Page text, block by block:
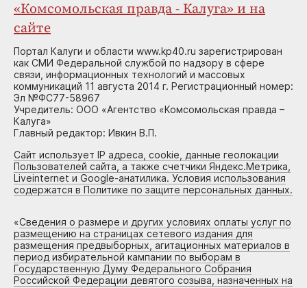
«Комсомольская правда - Калуга» и на
сайте
Портал Калуги и области www.kp40.ru зарегистрирован
как СМИ Федеральной службой по надзору в сфере
связи, информационных технологий и массовых
коммуникаций 11 августа 2014 г. Регистрационный номер:
Эл №ФС77-58967
Учредитель: ООО «Агентство «Комсомольская правда –
Калуга»
Главный редактор: Ивкин В.П.
Сайт использует IP адреса, cookie, данные геолокации
Пользователей сайта, а также счетчики Яндекс.Метрика,
Liveinternet и Google-анатилика. Условия использования
содержатся в Политике по защите персональных данных.
«Сведения о размере и других условиях оплаты услуг по
размещению на страницах сетевого издания для
размещения предвыборных, агитационных материалов в
период избирательной кампании по выборам в
Государственную Думу Федерального Собрания
Российской Федерации девятого созыва, назначенных на